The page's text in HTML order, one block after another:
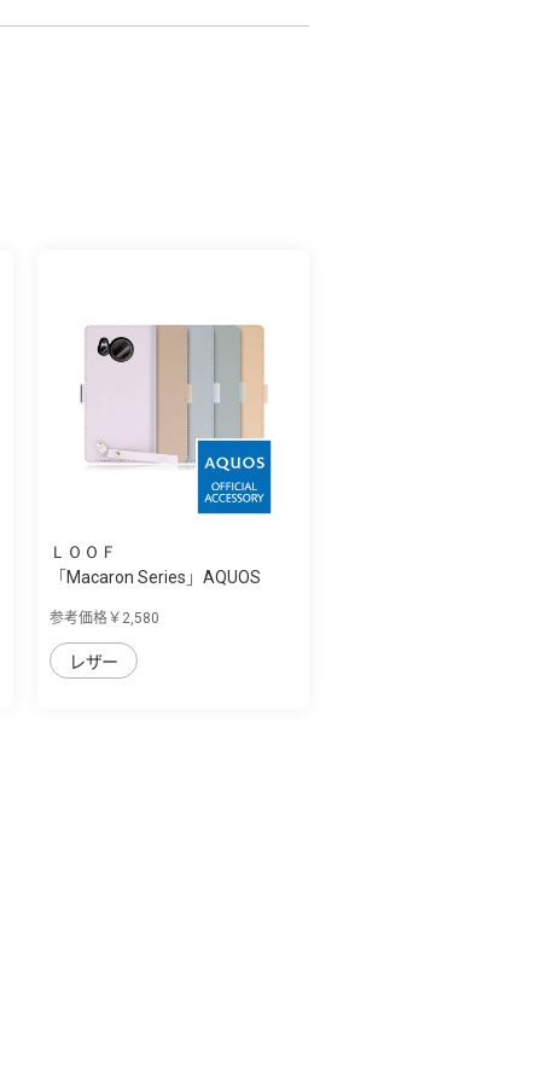
ＬＯＯＦ
「Macaron Series」AQUOS
参考価格￥2,580
レザー